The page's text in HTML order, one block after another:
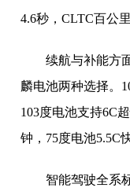
4.6秒，CLTC百公
续航与补能方
麟电池两种选择。
103度电池支持6C
钟，75度电池5.5C
智能驾驶全系